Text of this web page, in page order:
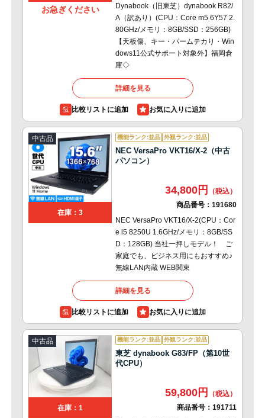
お急ぎください
Dynabook（旧東芝）dynabook R82/
A（訳あり）(CPU：Core m5 6Y57 2.
80GHz/メモリ：8GB/SSD：256GB)
【天板傷、キー・パームテカり・Win
dows11公式サポート対象外】福岡倉
庫◇
詳細を見る
比較リストに追加
中古品
在庫：3
機能ランク:並品 外観ランク:並品
NEC VersaPro VKT16/X-2（中古
パソコン）
34,800円
商品番号： 191680
NEC VersaPro VKT16/X-2(CPU：Cor
e i5 8250U 1.6GHz/メモリ：8GB/SS
D：128GB) 当社一押しモデル！ ご
家庭でも、ビジネス用にもおすすめ♪
無線LAN内蔵 WEB関東
詳細を見る
比較リストに追加
中古品
在庫：1
機能ランク:並品 外観ランク:並品
東芝 dynabook G83/FP（第10世
代CPU）
59,800円
商品番号： 191711